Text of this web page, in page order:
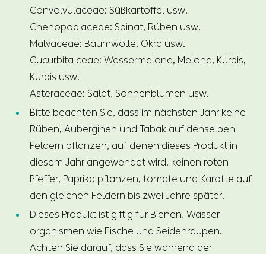
Convolvulaceae: Süßkartoffel usw.
Chenopodiaceae: Spinat, Rüben usw.
Malvaceae: Baumwolle, Okra usw.
Cucurbita ceae: Wassermelone, Melone, Kürbis,
Kürbis usw.
Asteraceae: Salat, Sonnenblumen usw.
Bitte beachten Sie, dass im nächsten Jahr keine
Rüben, Auberginen und Tabak auf denselben
Feldern pflanzen, auf denen dieses Produkt in
diesem Jahr angewendet wird. keinen roten
Pfeffer, Paprika pflanzen, tomate und Karotte auf
den gleichen Feldern bis zwei Jahre später.
Dieses Produkt ist giftig für Bienen, Wasser
organismen wie Fische und Seidenraupen.
Achten Sie darauf, dass Sie während der